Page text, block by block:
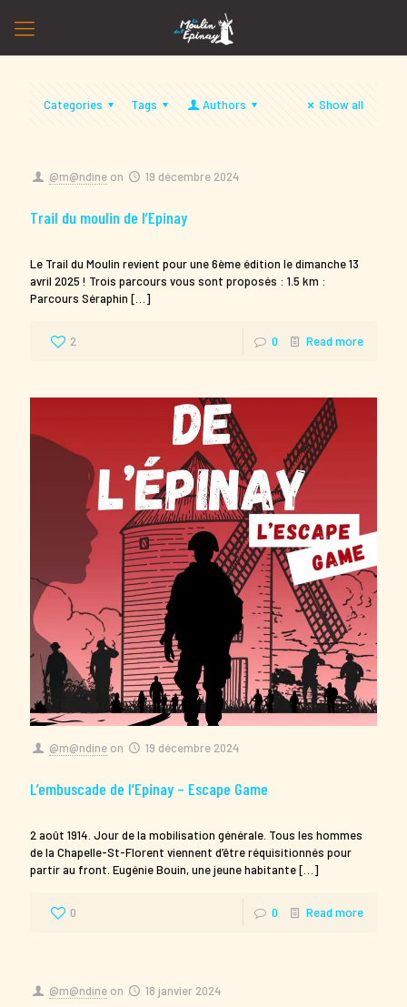
Categories Tags Authors Show all
@m@ndine on 19 décembre 2024
Trail du moulin de l’Epinay
Le Trail du Moulin revient pour une 6ème édition le dimanche 13
avril 2025 ! Trois parcours vous sont proposés : 1.5 km :
Parcours Séraphin […]
2 0 Read more
@m@ndine on 19 décembre 2024
L’embuscade de l’Epinay – Escape Game
2 août 1914. Jour de la mobilisation générale. Tous les hommes
de la Chapelle-St-Florent viennent d’être réquisitionnés pour
partir au front. Eugénie Bouin, une jeune habitante[…]
0 0 Read more
@m@ndine on 18 janvier 2024